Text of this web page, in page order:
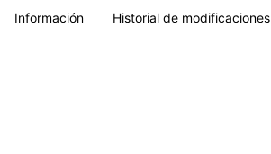
Información Historial de modificaciones